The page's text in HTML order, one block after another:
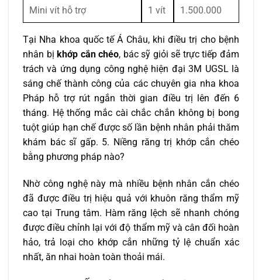
Mini vít hỗ trợ 1 vít 1.500.000
Tại Nha khoa quốc tế Á Châu, khi điều trị cho bệnh
nhân bịkhớp cắn chéo, bác sỹ giỏi sẽ trực tiếp đảm
trách và ứng dụng công nghệ hiện đại 3M UGSL là
sáng chế thành công của các chuyên gia nha khoa
Pháp hỗ trợ rút ngắn thời gian điều trị lên đến 6
tháng. Hệ thống mắc cài chắc chắn không bị bong
tuột giúp hạn chế được số lần bệnh nhân phải thăm
khám bác sĩ gấp. 5. Niềng răng trị khớp cắn chéo
bằng phương pháp nào?
Nhờ công nghệ này mà nhiều bệnh nhân cắn chéo
đã được điều trị hiệu quả với khuôn răng thẩm mỹ
cao tại Trung tâm. Hàm răng lệch sẽ nhanh chóng
được điều chỉnh lại với độ thẩm mỹ và cân đối hoàn
hảo, trả loại cho khớp cắn những tỷ lệ chuẩn xác
nhất, ăn nhai hoàn toàn thoải mái.